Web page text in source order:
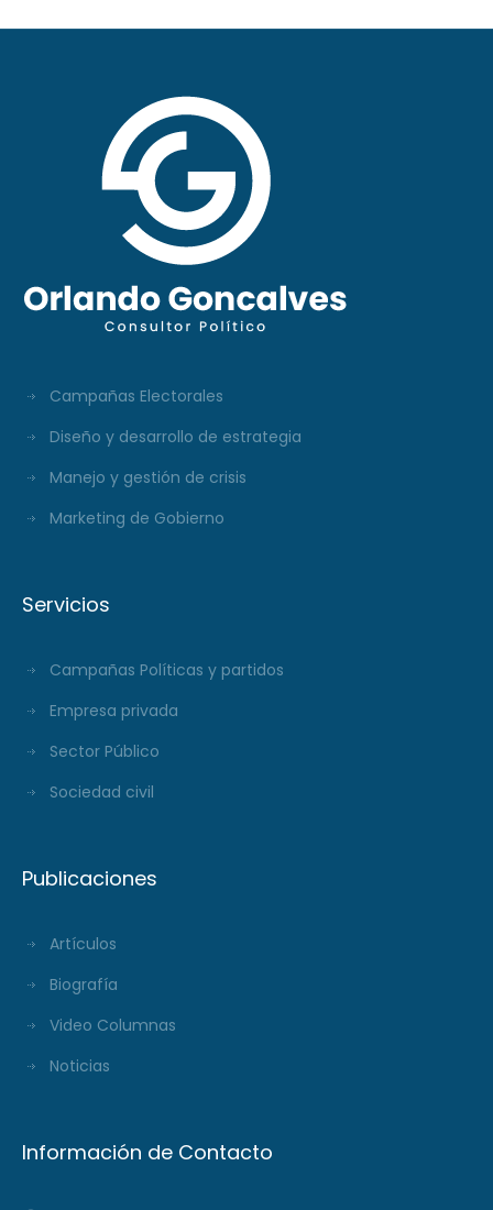
Campañas Electorales
Diseño y desarrollo de estrategia
Manejo y gestión de crisis
Marketing de Gobierno
Servicios
Campañas Políticas y partidos
Empresa privada
Sector Público
Sociedad civil
Publicaciones
Artículos
Biografía
Video Columnas
Noticias
Información de Contacto